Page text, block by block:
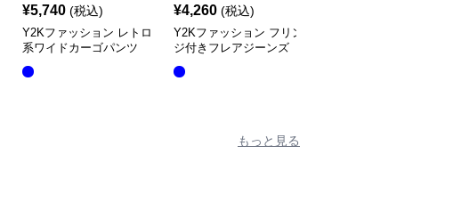
¥5,740 (税込)
Y2Kファッション レトロ
系ワイドカーゴパンツ
¥4,260 (税込)
Y2Kファッション フリン
ジ付きフレアジーンズ
もっと見る